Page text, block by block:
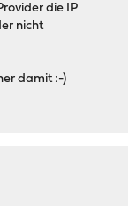
die IP
nicht
damit :-)